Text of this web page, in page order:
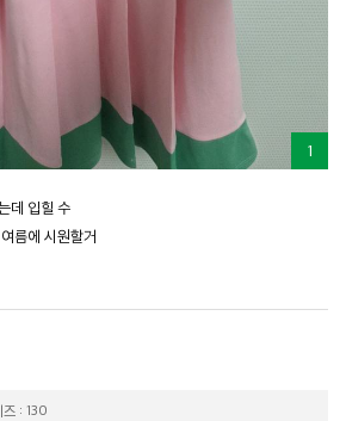
1
데 입힐 수
름에 시원할거
즈 : 130